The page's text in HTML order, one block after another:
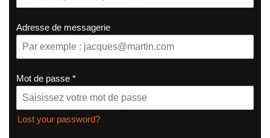
Adresse de messagerie
Mot de passe *
Lost your password?